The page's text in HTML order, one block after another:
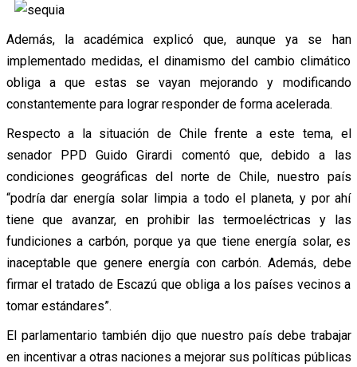
Además, la académica explicó que, aunque ya se han
implementado medidas, el dinamismo del cambio climático
obliga a que estas se vayan mejorando y modificando
constantemente para lograr responder de forma acelerada.
Respecto a la situación de Chile frente a este tema, el
senador PPD Guido Girardi comentó que, debido a las
condiciones geográficas del norte de Chile, nuestro país
“podría dar energía solar limpia a todo el planeta, y por ahí
tiene que avanzar, en prohibir las termoeléctricas y las
fundiciones a carbón, porque ya que tiene energía solar, es
inaceptable que genere energía con carbón. Además, debe
firmar el tratado de Escazú que obliga a los países vecinos a
tomar estándares”.
El parlamentario también dijo que nuestro país debe trabajar
en incentivar a otras naciones a mejorar sus políticas públicas